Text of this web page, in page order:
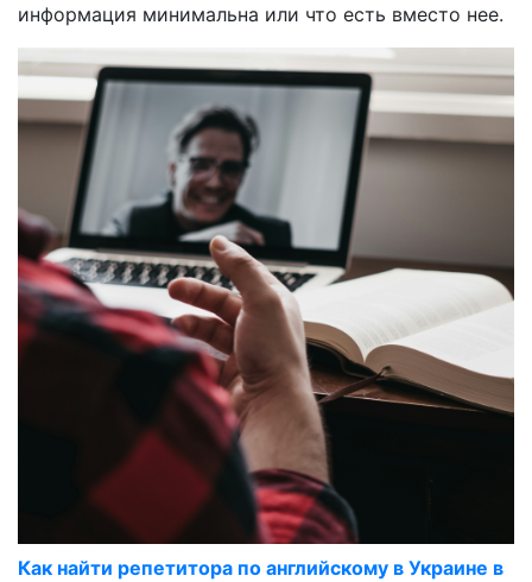
информация минимальна или что есть вместо нее.
Как найти репетитора по английскому в Украине в